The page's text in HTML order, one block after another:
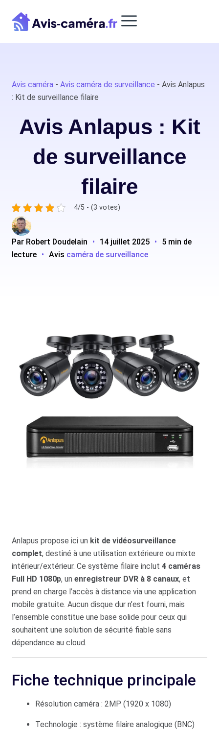
contenu
Avis caméra - Avis caméra de surveillance - Avis Anlapus
: Kit de surveillance filaire
Avis Anlapus : Kit
de surveillance
filaire
4/5 - (3 votes)
Par Robert Doudelain • 14 juillet 2025 •
5 min de
lecture • Avis caméra de surveillance
Anlapus propose ici un kit de vidéosurveillance
complet, destiné à une utilisation extérieure ou mixte
intérieur/extérieur. Ce système filaire inclut 4 caméras
Full HD 1080p, un enregistreur DVR à 8 canaux, et
prend en charge l’accès à distance via une application
mobile gratuite. Aucun disque dur n’est fourni, mais
l’ensemble constitue une base solide pour ceux qui
souhaitent une solution de sécurité fiable sans
dépendance au cloud.
Fiche technique principale
Résolution caméra : 2MP (1920 x 1080)
Technologie : système filaire analogique (BNC)